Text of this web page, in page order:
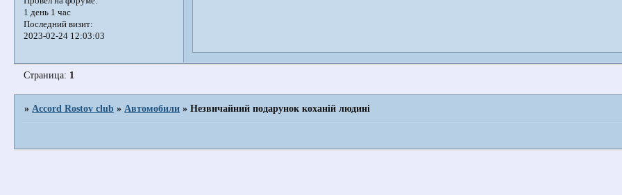
1 день 1 час
Последний визит:
2023-02-24 12:03:03
Страница: 1
»Accord Rostov club »Автомобили »Незвичайний подарунок коханій людині